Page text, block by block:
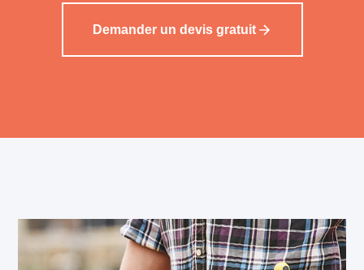
Demander un devis gratuit